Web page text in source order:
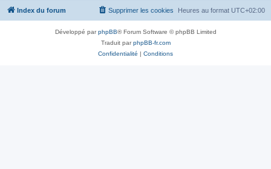
Index du forum Heures au format UTC+02:00
Supprimer les cookies
Développé parphpBB® Forum Software © phpBB Limited
Traduit parphpBB-fr.com
Confidentialité | Conditions